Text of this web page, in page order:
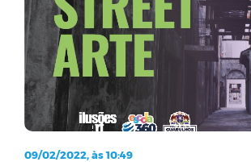
09/02/2022, às 10:49